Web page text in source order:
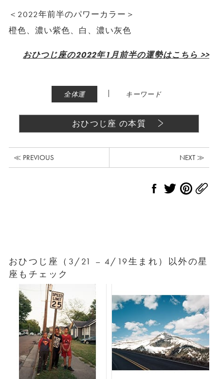
＜2022年前半のパワーカラー＞
橙色、濃い紫色、白、濃い灰色
おひつじ座の2022年1月前半の運勢はこちら >>
全体運 | キーワード
おひつじ座 の本質
≪ PREVIOUS NEXT ≫
おひつじ座（3/21 – 4/19生まれ）以外の星
座もチェック